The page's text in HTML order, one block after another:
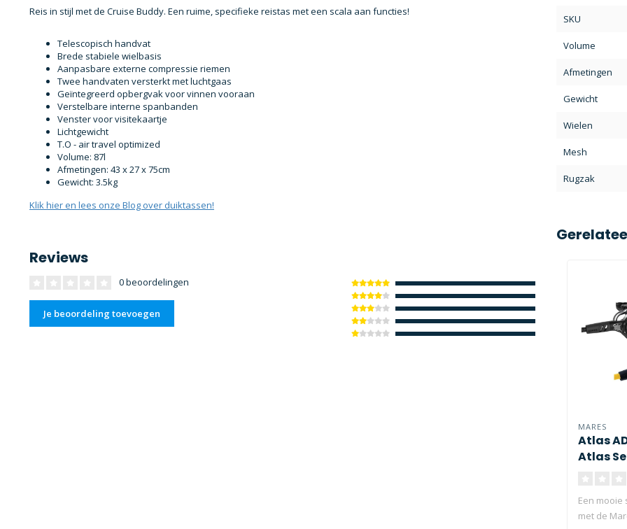
Reis in stijl met de Cruise Buddy. Een ruime, specifieke reistas met een scala aan functies!
Telescopisch handvat
Brede stabiele wielbasis
Aanpasbare externe compressie riemen
Twee handvaten versterkt met luchtgaas
Geïntegreerd opbergvak voor vinnen vooraan
Verstelbare interne spanbanden
Venster voor visitekaartje
Lichtgewicht
T.O - air travel optimized
Volume: 87l
Afmetingen: 43 x 27 x 75cm
Gewicht: 3.5kg
Klik hier en lees onze Blog over duiktassen!
Reviews
0 beoordelingen
Je beoordeling toevoegen
SKU
Volume
Afmetingen
Gewicht
Wielen
Mesh
Rugzak
MARES
Atlas
Atlas
Een mooie
met de